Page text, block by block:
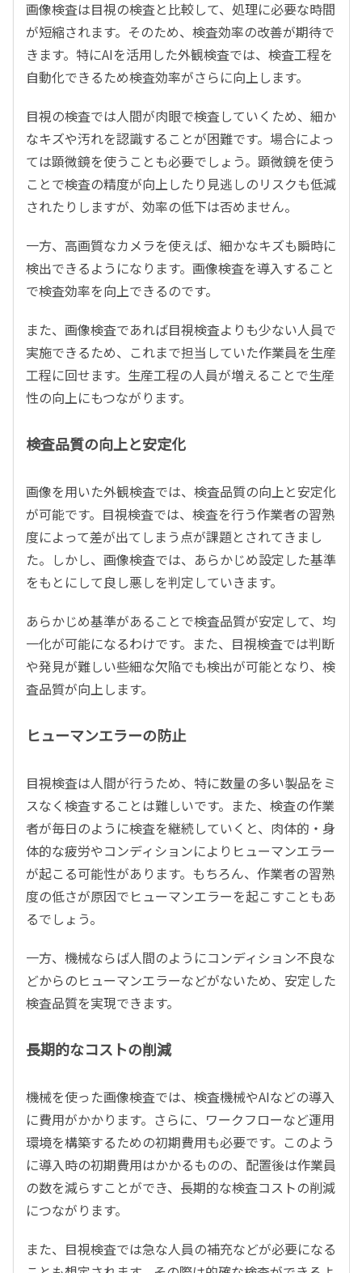
画像検査は目視の検査と比較して、処理に必要な時間
が短縮されます。そのため、検査効率の改善が期待で
きます。特にAIを活用した外観検査では、検査工程を
自動化できるため検査効率がさらに向上します。
目視の検査では人間が肉眼で検査していくため、細か
なキズや汚れを認識することが困難です。場合によっ
ては顕微鏡を使うことも必要でしょう。顕微鏡を使う
ことで検査の精度が向上したり見逃しのリスクも低減
されたりしますが、効率の低下は否めません。
一方、高画質なカメラを使えば、細かなキズも瞬時に
検出できるようになります。画像検査を導入すること
で検査効率を向上できるのです。
また、画像検査であれば目視検査よりも少ない人員で
実施できるため、これまで担当していた作業員を生産
工程に回せます。生産工程の人員が増えることで生産
性の向上にもつながります。
検査品質の向上と安定化
画像を用いた外観検査では、検査品質の向上と安定化
が可能です。目視検査では、検査を行う作業者の習熟
度によって差が出てしまう点が課題とされてきまし
た。しかし、画像検査では、あらかじめ設定した基準
をもとにして良し悪しを判定していきます。
あらかじめ基準があることで検査品質が安定して、均
一化が可能になるわけです。また、目視検査では判断
や発見が難しい些細な欠陥でも検出が可能となり、検
査品質が向上します。
ヒューマンエラーの防止
目視検査は人間が行うため、特に数量の多い製品をミ
スなく検査することは難しいです。また、検査の作業
者が毎日のように検査を継続していくと、肉体的・身
体的な疲労やコンディションによりヒューマンエラー
が起こる可能性があります。もちろん、作業者の習熟
度の低さが原因でヒューマンエラーを起こすこともあ
るでしょう。
一方、機械ならば人間のようにコンディション不良な
どからのヒューマンエラーなどがないため、安定した
検査品質を実現できます。
長期的なコストの削減
機械を使った画像検査では、検査機械やAIなどの導入
に費用がかかります。さらに、ワークフローなど運用
環境を構築するための初期費用も必要です。このよう
に導入時の初期費用はかかるものの、配置後は作業員
の数を減らすことができ、長期的な検査コストの削減
につながります。
また、目視検査では急な人員の補充などが必要になる